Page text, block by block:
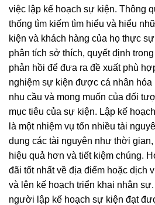
việc lập kế hoạch sự kiện. Thông
thống tìm kiếm tìm hiểu và hiểu
kiện và khách hàng của họ thực
phân tích sở thích, quyết định
phản hồi để đưa ra đề xuất phù
nghiệm sự kiện được cá nhân
nhu cầu và mong muốn của đối
mục tiêu của sự kiện. Lập kế
là một nhiệm vụ tốn nhiều tài
dụng các tài nguyên như thời
hiệu quả hơn và tiết kiệm chúng.
đãi tốt nhất về địa điểm hoặc dịch
và lên kế hoạch triển khai nhân
người lập kế hoạch sự kiện đạt